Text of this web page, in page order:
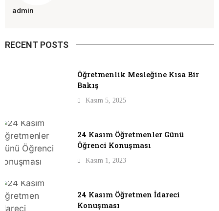
admin
RECENT POSTS
Öğretmenlik Mesleğine Kısa Bir
Bakış
Kasım 5, 2025
24 Kasım Öğretmenler Günü
Öğrenci Konuşması
Kasım 1, 2023
24 Kasım Öğretmen İdareci
Konuşması